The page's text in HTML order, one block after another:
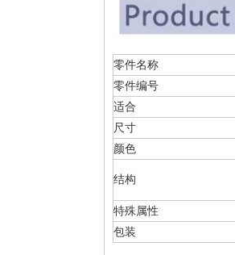
零件名称
零件编号
适合
尺寸
颜色
结构
特殊属性
包装